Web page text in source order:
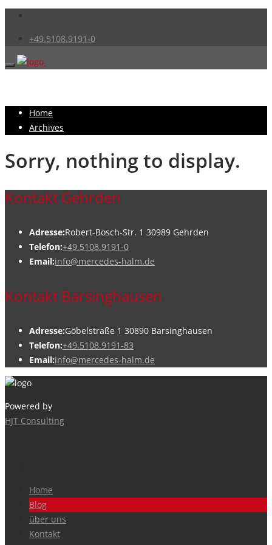
+49.5108.9191-0
Home
Archives
Sorry, nothing to display.
Kontakt Gehrden
Adresse:Robert-Bosch-Str. 1 30989 Gehrden
Telefon:+49.5108.9191-0
Email:info@mercedes-halm.de
Kontakt Barsinghausen
Adresse:Göbelstraße 1 30890 Barsinghausen
Telefon:+49.5108.9191-83
Email:info@mercedes-halm.de
Powered by
HJT Consulting
Home
Blog
über uns
Kontakt